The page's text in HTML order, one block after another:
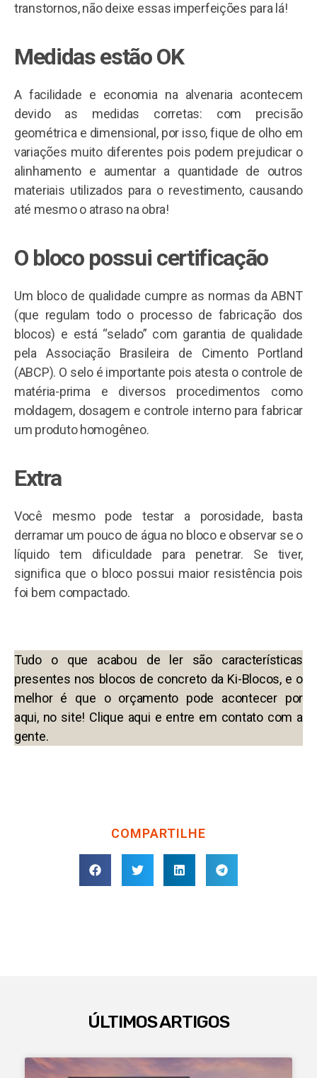
transtornos, não deixe essas imperfeições para lá!
Medidas estão OK
A facilidade e economia na alvenaria acontecem
devido as medidas corretas: com precisão
geométrica e dimensional, por isso, fique de olho em
variações muito diferentes pois podem prejudicar o
alinhamento e aumentar a quantidade de outros
materiais utilizados para o revestimento, causando
até mesmo o atraso na obra!
O bloco possui certificação
Um bloco de qualidade cumpre as normas da ABNT
(que regulam todo o processo de fabricação dos
blocos) e está “selado” com garantia de qualidade
pela Associação Brasileira de Cimento Portland
(ABCP). O selo é importante pois atesta o controle de
matéria-prima e diversos procedimentos como
moldagem, dosagem e controle interno para fabricar
um produto homogêneo.
Extra
Você mesmo pode testar a porosidade, basta
derramar um pouco de água no bloco e observar se o
líquido tem dificuldade para penetrar. Se tiver,
significa que o bloco possui maior resistência pois
foi bem compactado.
Tudo o que acabou de ler são características
presentes nos blocos de concreto da Ki-Blocos, e o
melhor é que o orçamento pode acontecer por
aqui, no site! Clique aqui e entre em contato com a
gente.
COMPARTILHE
ÚLTIMOS ARTIGOS